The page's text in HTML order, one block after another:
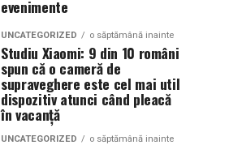
evenimente
UNCATEGORIZED o săptămână inainte
Studiu Xiaomi: 9 din 10 români
spun că o cameră de
supraveghere este cel mai util
dispozitiv atunci când pleacă
în vacanță
UNCATEGORIZED o săptămână inainte